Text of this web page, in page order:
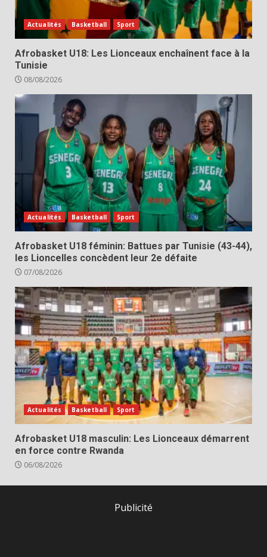
Actualités Basketball Sport
Afrobasket U18: Les Lionceaux enchaînent face à la
Tunisie
08/08/2026
Actualités Basketball Sport
Afrobasket U18 féminin: Battues par Tunisie (43-44),
les Lioncelles concèdent leur 2e défaite
07/08/2026
Actualités Basketball Sport
Afrobasket U18 masculin: Les Lionceaux démarrent
en force contre Rwanda
06/08/2026
Publicité